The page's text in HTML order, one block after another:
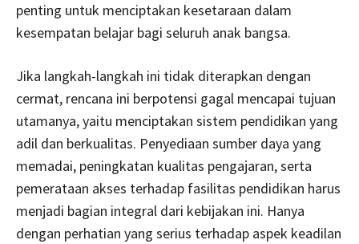
penting untuk menciptakan kesetaraan dalam
kesempatan belajar bagi seluruh anak bangsa.
Jika langkah-langkah ini tidak diterapkan dengan
cermat, rencana ini berpotensi gagal mencapai tujuan
utamanya, yaitu menciptakan sistem pendidikan yang
adil dan berkualitas. Penyediaan sumber daya yang
memadai, peningkatan kualitas pengajaran, serta
pemerataan akses terhadap fasilitas pendidikan harus
menjadi bagian integral dari kebijakan ini. Hanya
dengan perhatian yang serius terhadap aspek keadilan